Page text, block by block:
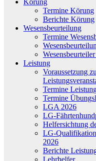
Körung
Termine Körung
Berichte Körung
Wesensbeurteilung
Termine
Leistung
Voraussetzung
Termine
Termine
LGA 2026
LG-
Helfersichtung
LG-
2026
Berichte
Lehrhelfer